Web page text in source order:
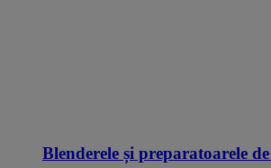
Blenderele și preparatoarele